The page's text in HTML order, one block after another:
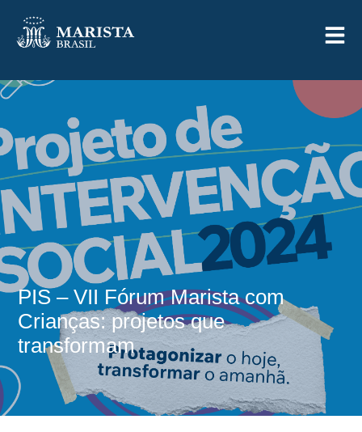
PIS – VII Fórum Marista com
Crianças: projetos que
transformam